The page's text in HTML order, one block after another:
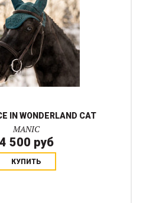
IN WONDERLAND CAT
MANIC
4 500 руб
КУПИТЬ